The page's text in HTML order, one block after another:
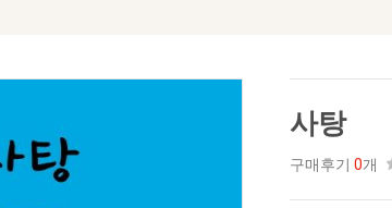
사탕
구매후기 0개